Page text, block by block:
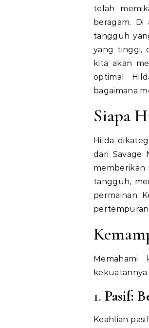
telah
beragam.
tangguh
yang tinggi,
kita akan
optimal
bagaimana
Siapa
Hilda
dari Savage
tangguh,
permainan.
pertempuran
Memahami
1. Pasif:
Keahlian